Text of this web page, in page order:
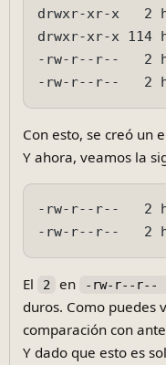
drwxr-xr-x   2
drwxr-xr-x 114
-rw-r--r--   2
Con esto, se creó un
Y ahora, veamos la
-rw-r--r--   2
El 2 en -rw-r--r--
duros. Como puedes
comparación con
Y dado que esto es